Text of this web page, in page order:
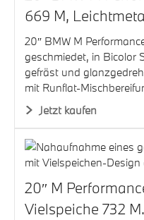
669 M,
20″ BMW M
geschmiedet, in Bicolor
gefräst und
mit Runflat-
Jetzt kaufen
20″ M
Vielspeiche 732 M.